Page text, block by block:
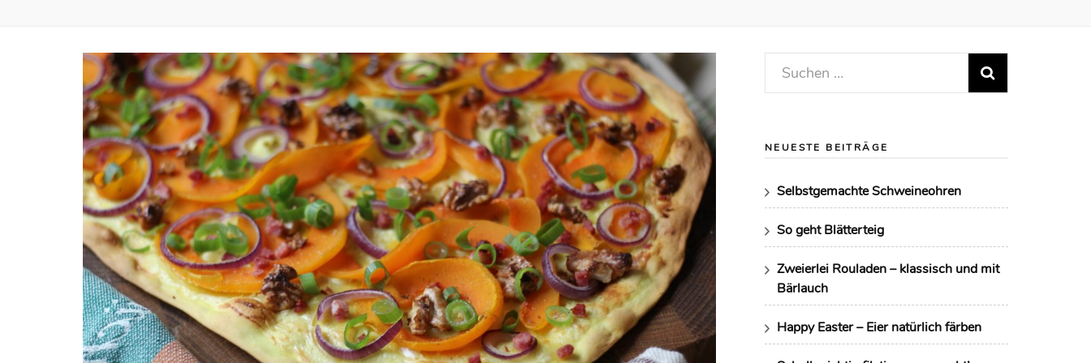
Suchen
nach:
NEUESTE BEITRÄGE
Selbstgemachte Schweineohren
So geht Blätterteig
Zweierlei Rouladen – klassisch und mit
Bärlauch
Happy Easter – Eier natürlich färben